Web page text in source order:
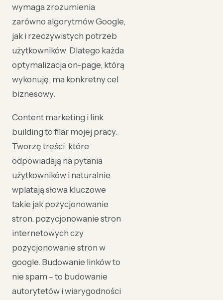
wymaga zrozumienia
zarówno algorytmów Google,
jak i rzeczywistych potrzeb
użytkowników. Dlatego każda
optymalizacja on-page, którą
wykonuję, ma konkretny cel
biznesowy.
Content marketing i link
building to filar mojej pracy.
Tworzę treści, które
odpowiadają na pytania
użytkowników i naturalnie
wplatają słowa kluczowe
takie jak pozycjonowanie
stron, pozycjonowanie stron
internetowych czy
pozycjonowanie stron w
google. Budowanie linków to
nie spam – to budowanie
autorytetów i wiarygodności